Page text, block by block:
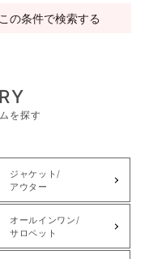
この条件で検索する
を探す
ジャケット/
アウター
オールインワン/
サロペット